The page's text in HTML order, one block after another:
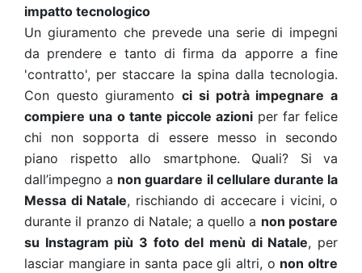
impatto tecnologico
Un giuramento che prevede una serie di impegni
da prendere e tanto di firma da apporre a fine
'contratto', per staccare la spina dalla tecnologia.
Con questo giuramentoci si potrà impegnare a
compiere una o tante piccole azioni per far felice
chi non sopporta di essere messo in secondo
piano rispetto allo smartphone. Quali? Si va
dall’impegno a non guardare il cellulare durante la
Messa di Natale, rischiando di accecare i vicini, o
durante il pranzo di Natale; a quello a non postare
su Instagram più 3 foto del menù di Natale, per
lasciar mangiare in santa pace gli altri, o non oltre